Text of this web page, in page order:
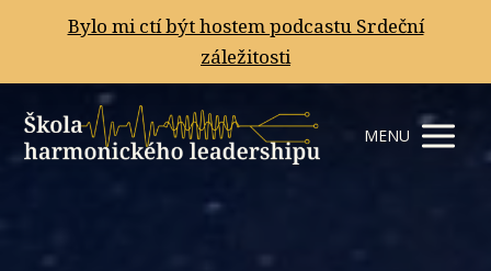
Bylo mi ctí být hostem podcastu Srdeční
záležitosti
MENU